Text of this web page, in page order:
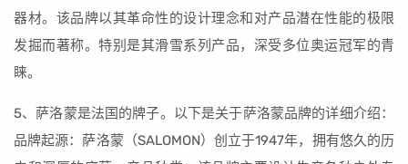
器材。该品牌以其革命性的设计理念和对产品潜在性能的极限
发掘而著称。特别是其滑雪系列产品，深受多位奥运冠军的青
睐。
5、萨洛蒙是法国的牌子。以下是关于萨洛蒙品牌的详细介绍：
品牌起源：萨洛蒙（SALOMON）创立于1947年，拥有悠久的历